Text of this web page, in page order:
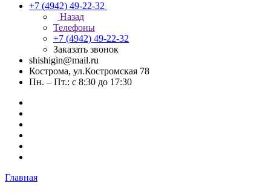
+7 (4942) 49-22-32
Назад
Телефоны
+7 (4942) 49-22-32
Заказать звонок
shishigin@mail.ru
Кострома, ул.Костромская 78
Пн. – Пт.: с 8:30 до 17:30
Главная